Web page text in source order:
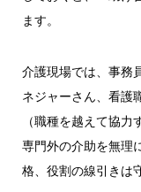
ます。
介護現場では、事務
ネジャーさん、看護
（職種を越えて協力
専門外の介助を無理
格、役割の線引きは